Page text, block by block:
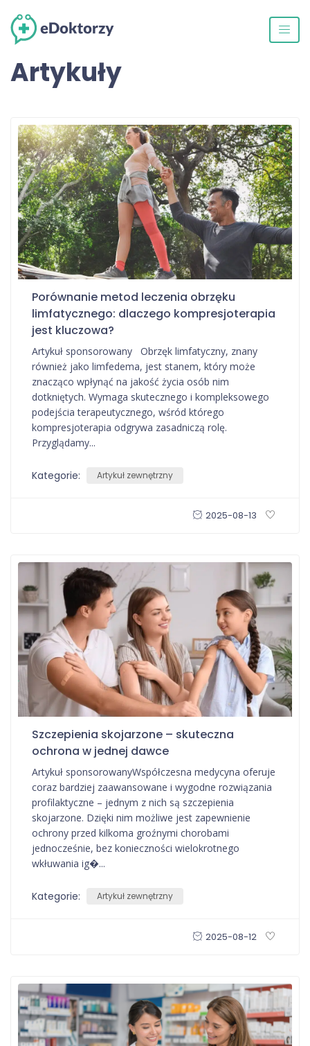
Artykuły
Porównanie metod leczenia obrzęku
limfatycznego: dlaczego kompresjoterapia
jest kluczowa?
Artykuł sponsorowany Obrzęk limfatyczny, znany
również jako limfedema, jest stanem, który może
znacząco wpłynąć na jakość życia osób nim
dotkniętych. Wymaga skutecznego i kompleksowego
podejścia terapeutycznego, wśród którego
kompresjoterapia odgrywa zasadniczą rolę.
Przyglądamy...
Kategorie: Artykuł zewnętrzny
2025-08-13
Szczepienia skojarzone – skuteczna
ochrona w jednej dawce
Artykuł sponsorowanyWspółczesna medycyna oferuje
coraz bardziej zaawansowane i wygodne rozwiązania
profilaktyczne – jednym z nich są szczepienia
skojarzone. Dzięki nim możliwe jest zapewnienie
ochrony przed kilkoma groźnymi chorobami
jednocześnie, bez konieczności wielokrotnego
wkłuwania ig�...
Kategorie: Artykuł zewnętrzny
2025-08-12